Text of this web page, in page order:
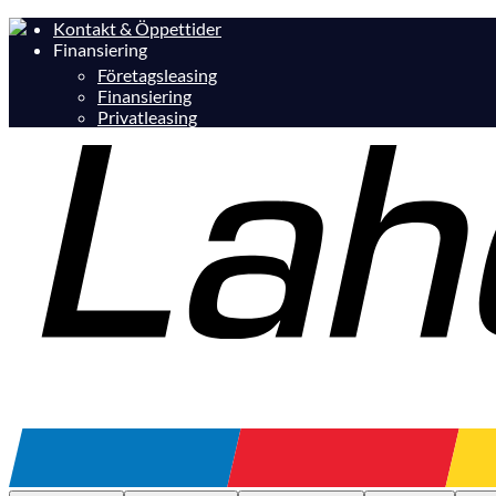
Kontakt & Öppettider
Finansiering
Företagsleasing
Finansiering
Privatleasing